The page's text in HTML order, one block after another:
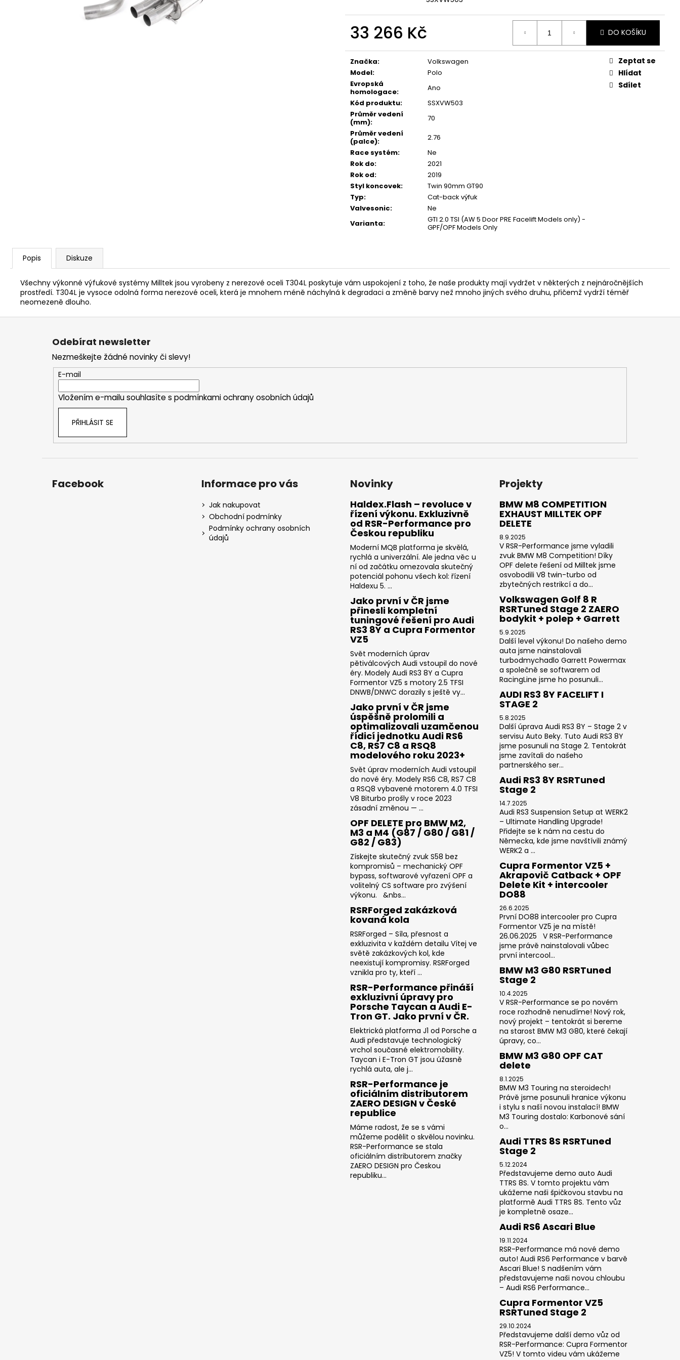
33 266 Kč
cena:
DO KOŠÍKU
Značka:
Volkswagen
Model:
Polo
Evropská
homologace:
Ano
Kód produktu:
SSXVW503
Průměr vedení
(mm):
70
Průměr vedení
(palce):
2.76
Race systém:
Ne
Rok do:
2021
Rok od:
2019
Styl koncovek:
Twin 90mm GT90
Typ:
Cat-back výfuk
Valvesonic:
Ne
Varianta:
GTI 2.0 TSI (AW 5 Door PRE Facelift Models only) -
GPF/OPF Models Only
Zeptat se
Hlídat
Sdílet
Popis Diskuze
Všechny výkonné výfukové systémy Milltek jsou vyrobeny z nerezové oceli T304L poskytuje vám uspokojení z toho, že naše produkty mají vydržet v některých z nejnáročnějších
prostředí. T304L je vysoce odolná forma nerezové oceli, která je mnohem méně náchylná k degradaci a změně barvy než mnoho jiných svého druhu, přičemž vydrží téměř
neomezeně dlouho.
RSR-PERFORMANCE DÁRKOVÝ POUKAZ
VOUCHER ON-LINE
APR SPORTOVNÍ ZAPALOVACÍ MODUL
1 490 Kč
Z
Odebírat newsletter
Nezmeškejte žádné novinky či slevy!
E-mail
Vložením e-mailu souhlasíte s podmínkami ochrany osobních údajů
PŘIHLÁSIT SE
Facebook Informace pro vás
Jak nakupovat
Obchodní podmínky
Podmínky ochrany osobních
údajů
Novinky
Haldex.Flash – revoluce v
řízení výkonu. Exkluzivně
od RSR-Performance pro
Českou republiku
Moderní MQB platforma je skvělá,
rychlá a univerzální. Ale jedna věc u
ní od začátku omezovala skutečný
potenciál pohonu všech kol: řízení
Haldexu 5. ...
Jako první v ČR jsme
přinesli kompletní
tuningové řešení pro Audi
RS3 8Y a Cupra Formentor
VZ5
Svět moderních úprav
pětiválcových Audi vstoupil do nové
éry. Modely Audi RS3 8Y a Cupra
Formentor VZ5 s motory 2.5 TFSI
DNWB/DNWC dorazily s ještě vy...
Jako první v ČR jsme
úspěšně prolomili a
optimalizovali uzamčenou
řídicí jednotku Audi RS6
C8, RS7 C8 a RSQ8
modelového roku 2023+
Svět úprav moderních Audi vstoupil
do nové éry. Modely RS6 C8, RS7 C8
a RSQ8 vybavené motorem 4.0 TFSI
V8 Biturbo prošly v roce 2023
zásadní změnou — ...
OPF DELETE pro BMW M2,
M3 a M4 (G87 / G80 / G81 /
G82 / G83)
Získejte skutečný zvuk S58 bez
kompromisů – mechanický OPF
bypass, softwarové vyřazení OPF a
volitelný CS software pro zvýšení
výkonu. &nbs...
RSRForged zakázková
kovaná kola
RSRForged – Síla, přesnost a
exkluzivita v každém detailu Vítej ve
světě zakázkových kol, kde
neexistují kompromisy. RSRForged
vznikla pro ty, kteří ...
RSR-Performance přináší
exkluzivní úpravy pro
Porsche Taycan a Audi E-
Tron GT. Jako první v ČR.
Elektrická platforma J1 od Porsche a
Audi představuje technologický
vrchol současné elektromobility.
Taycan i E-Tron GT jsou úžasně
rychlá auta, ale j...
RSR-Performance je
oficiálním distributorem
ZAERO DESIGN v České
republice
Máme radost, že se s vámi
můžeme podělit o skvělou novinku.
RSR-Performance se stala
oficiálním distributorem značky
ZAERO DESIGN pro Českou
republiku...
Projekty
BMW M8 COMPETITION
EXHAUST MILLTEK OPF
DELETE
8.9.2025
V RSR-Performance jsme vyladili
zvuk BMW M8 Competition! Díky
OPF delete řešení od Milltek jsme
osvobodili V8 twin-turbo od
zbytečných restrikcí a do...
Volkswagen Golf 8 R
RSRTuned Stage 2 ZAERO
bodykit + polep + Garrett
5.9.2025
Další level výkonu! Do našeho demo
auta jsme nainstalovali
turbodmychadlo Garrett Powermax
a společně se softwarem od
RacingLine jsme ho posunuli...
AUDI RS3 8Y FACELIFT I
STAGE 2
5.8.2025
Další úprava Audi RS3 8Y – Stage 2 v
servisu Auto Beky. Tuto Audi RS3 8Y
jsme posunuli na Stage 2. Tentokrát
jsme zavítali do našeho
partnerského ser...
Audi RS3 8Y RSRTuned
Stage 2
14.7.2025
Audi RS3 Suspension Setup at WERK2
– Ultimate Handling Upgrade!
Přidejte se k nám na cestu do
Německa, kde jsme navštívili známý
WERK2 a ...
Cupra Formentor VZ5 +
Akrapovič Catback + OPF
Delete Kit + intercooler
DO88
26.6.2025
První DO88 intercooler pro Cupra
Formentor VZ5 je na místě!
26.06.2025 V RSR-Performance
jsme právě nainstalovali vůbec
první intercool...
BMW M3 G80 RSRTuned
Stage 2
10.4.2025
V RSR-Performance se po novém
roce rozhodně nenudíme! Nový rok,
nový projekt – tentokrát si bereme
na starost BMW M3 G80, které čekají
úpravy, co...
BMW M3 G80 OPF CAT
delete
8.1.2025
BMW M3 Touring na steroidech!
Právě jsme posunuli hranice výkonu
i stylu s naší novou instalací! BMW
M3 Touring dostalo: Karbonové sání
o...
Audi TTRS 8S RSRTuned
Stage 2
5.12.2024
Představujeme demo auto Audi
TTRS 8S. V tomto projektu vám
ukážeme naši špičkovou stavbu na
platformě Audi TTRS 8S. Tento vůz
je kompletně osaze...
Audi RS6 Ascari Blue
19.11.2024
RSR-Performance má nové demo
auto! Audi RS6 Performance v barvě
Ascari Blue! S nadšením vám
představujeme naši novou chloubu
– Audi RS6 Performance...
Cupra Formentor VZ5
RSRTuned Stage 2
29.10.2024
Představujeme další demo vůz od
RSR-Performance: Cupra Formentor
VZ5! V tomto videu vám ukážeme